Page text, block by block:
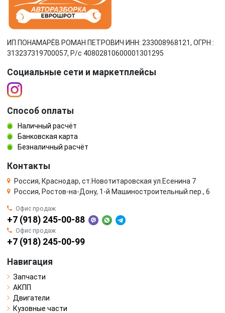
ИП ПОНАМАРЁВ РОМАН ПЕТРОВИЧ ИНН: 233008968121, ОГРН :
313237319700057, Р/c 40802810600001301295
Социальные сети и маркетплейсы
Способ оплаты
Наличный расчёт
Банковская карта
Безналичный расчёт
Контакты
Россия, Краснодар, ст.Новотитаровская ул.Есенина 7
Россия, Ростов-на-Дону, 1-й Машиностроительный пер., 6
Офис продаж
+7 (918) 245-00-88
Офис продаж
+7 (918) 245-00-99
Навигация
Запчасти
АКПП
Двигатели
Кузовные части